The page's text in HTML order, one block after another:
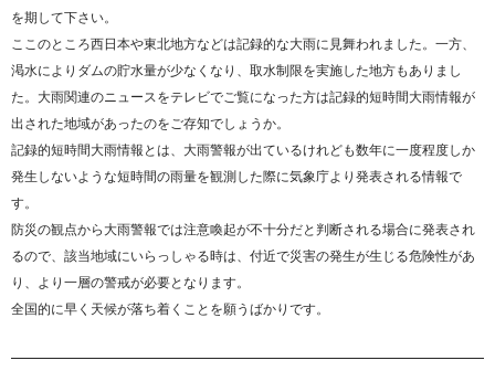
を期して下さい。
ここのところ西日本や東北地方などは記録的な大雨に見舞われました。一方、
渇水によりダムの貯水量が少なくなり、取水制限を実施した地方もありまし
た。大雨関連のニュースをテレビでご覧になった方は記録的短時間大雨情報が
出された地域があったのをご存知でしょうか。
記録的短時間大雨情報とは、大雨警報が出ているけれども数年に一度程度しか
発生しないような短時間の雨量を観測した際に気象庁より発表される情報で
す。
防災の観点から大雨警報では注意喚起が不十分だと判断される場合に発表され
るので、該当地域にいらっしゃる時は、付近で災害の発生が生じる危険性があ
り、より一層の警戒が必要となります。
全国的に早く天候が落ち着くことを願うばかりです。